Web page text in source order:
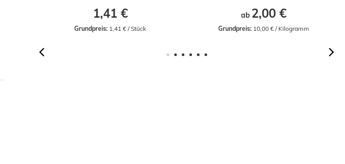
1,41 €
Grundpreis: 1,41 € / Stück
ab 2,00 €
Grundpreis: 10,00 € / Kilogramm